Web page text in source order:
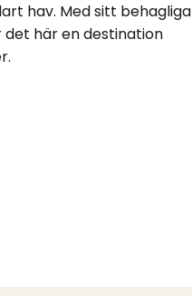
hav. Med sitt behagliga
här en destination